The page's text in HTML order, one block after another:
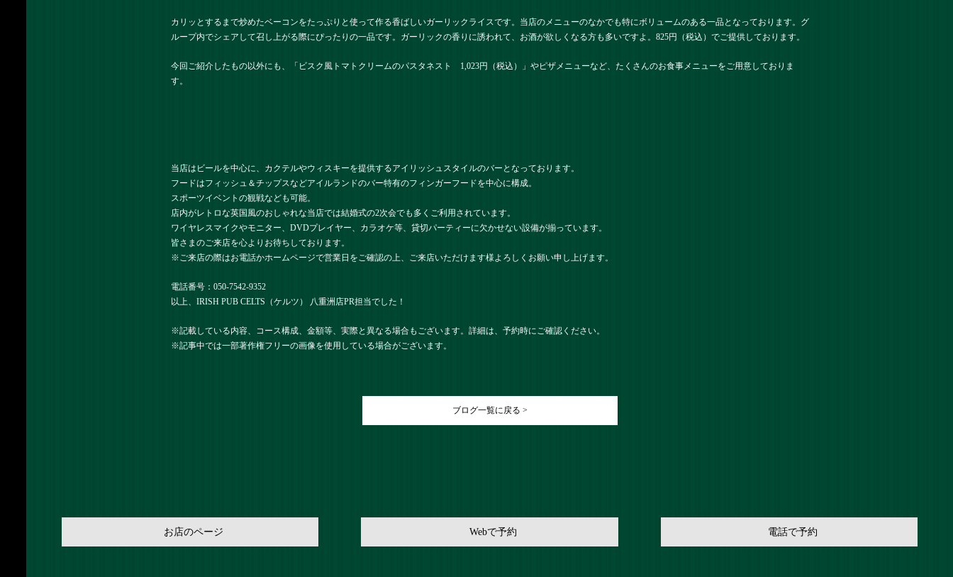
カリッとするまで炒めたベーコンをたっぷりと使って作る香ばしいガーリックライスです。当店のメニューのなかでも特にボリュームのある一品となっております。グ
ループ内でシェアして召し上がる際にぴったりの一品です。ガーリックの香りに誘われて、お酒が欲しくなる方も多いですよ。825円（税込）でご提供しております。
今回ご紹介したもの以外にも、「ビスク風トマトクリームのパスタネスト 1,023円（税込）」やピザメニューなど、たくさんのお食事メニューをご用意しておりま
す。
当店はビールを中心に、カクテルやウィスキーを提供するアイリッシュスタイルのバーとなっております。
フードはフィッシュ＆チップスなどアイルランドのバー特有のフィンガーフードを中心に構成。
スポーツイベントの観戦なども可能。
店内がレトロな英国風のおしゃれな当店では結婚式の2次会でも多くご利用されています。
ワイヤレスマイクやモニター、DVDプレイヤー、カラオケ等、貸切パーティーに欠かせない設備が揃っています。
皆さまのご来店を心よりお待ちしております。
※ご来店の際はお電話かホームページで営業日をご確認の上、ご来店いただけます様よろしくお願い申し上げます。
電話番号：050-7542-9352
以上、IRISH PUB CELTS（ケルツ） 八重洲店PR担当でした！
※記載している内容、コース構成、金額等、実際と異なる場合もございます。詳細は、予約時にご確認ください。
※記事中では一部著作権フリーの画像を使用している場合がございます。
ブログ一覧に戻る >
お店のページ Webで予約 電話で予約